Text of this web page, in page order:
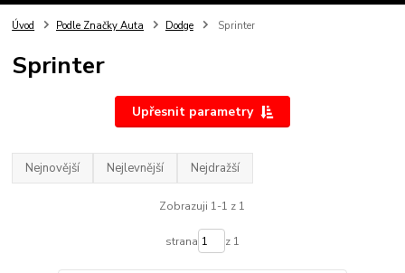
Úvod Podle Značky Auta Dodge Sprinter
Sprinter
Upřesnit parametry
Nejnovější Nejlevnější Nejdražší
Zobrazuji 1-1 z 1
strana z 1